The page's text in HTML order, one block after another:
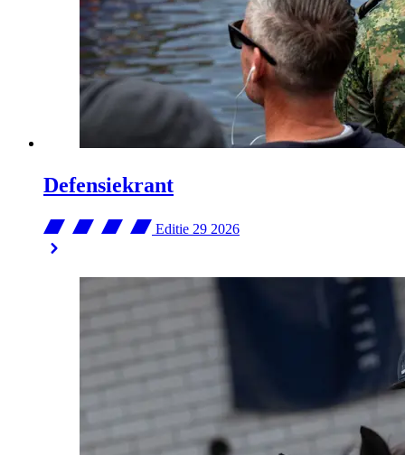
Defensiekrant
Editie 29 2026